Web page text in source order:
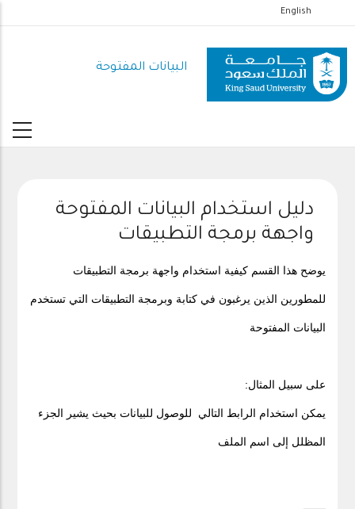
إلى
المحتوى
الرئيسي
English
البيانات المفتوحة
دليل استخدام البيانات المفتوحة
واجهة برمجة التطبيقات
يوضح هذا القسم كيفية استخدام واجهة برمجة التطبيقات
للمطورين الذين يرغبون في كتابة وبرمجة التطبيقات التي تستخدم
البيانات المفتوحة
على سبيل المثال:
يمكن استخدام الرابط التالي للوصول للبيانات بحيث يشير الجزء
المظلل إلى اسم الملف